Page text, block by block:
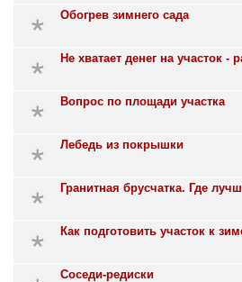
Обогрев зимнего сада
Не хватает денег на участок -
Вопрос по площади участка
Лебедь из покрышки
Гранитная брусчатка. Где
Как подготовить участок к
Соседи-редиски